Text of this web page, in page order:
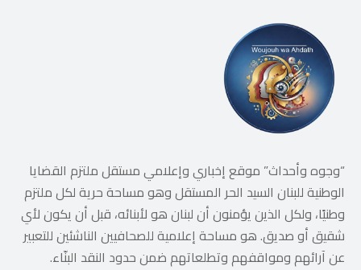
“وجوه وأحداث” موقع إخباري وإعلامي مستقل ملتزم القضايا
الوطنية للبنان السيد الحر المستقل وهو مساحة حرية لكل ملتزم
وطنيًا، ولكل الذين يؤمنون أن لبنان هو لأبنائه، قبل أن يكون لأي
شقيق أو صديق. هو مساحة إعلامية للصحافيين الناشئين للتعبير
عن آرائهم ومواقفهم وتطلعاتهم ضمن حدود النقد البنّاء.